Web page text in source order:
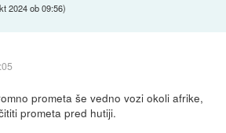
2024 ob 09:56)
prometa še vedno vozi okoli afrike,
prometa pred hutiji.